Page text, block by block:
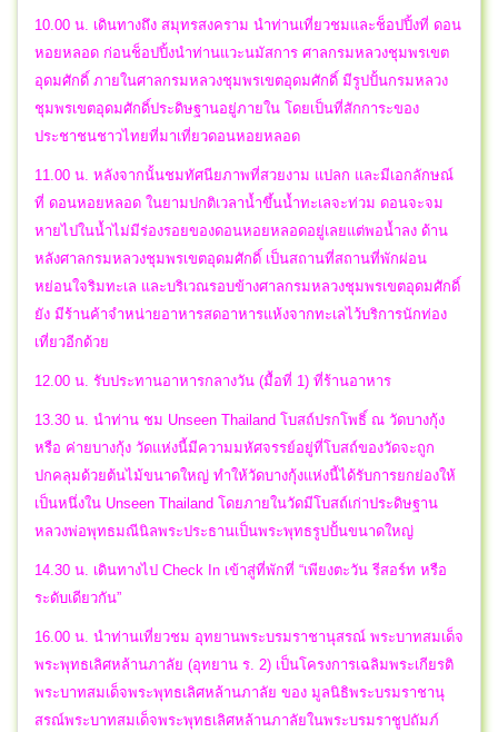
10.00 น. เดินทางถึง สมุทรสงคราม นำท่านเที่ยวชมและช็อปปิ้งที่ ดอน
หอยหลอด ก่อนช็อปปิ้งนำท่านแวะนมัสการ ศาลกรมหลวงชุมพรเขต
อุดมศักดิ์ ภายในศาลกรมหลวงชุมพรเขตอุดมศักดิ์ มีรูปปั้นกรมหลวง
ชุมพรเขตอุดมศักดิ์ประดิษฐานอยู่ภายใน โดยเป็นที่สักการะของ
ประชาชนชาวไทยที่มาเที่ยวดอนหอยหลอด
11.00 น. หลังจากนั้นชมทัศนียภาพที่สวยงาม แปลก และมีเอกลักษณ์
ที่ ดอนหอยหลอด ในยามปกติเวลาน้ำขึ้นน้ำทะเลจะท่วม ดอนจะจม
หายไปในน้ำไม่มีร่องรอยของดอนหอยหลอดอยู่เลยแต่พอน้ำลง ด้าน
หลังศาลกรมหลวงชุมพรเขตอุดมศักดิ์ เป็นสถานที่สถานที่พักผ่อน
หย่อนใจริมทะเล และบริเวณรอบข้างศาลกรมหลวงชุมพรเขตอุดมศักดิ์
ยัง มีร้านค้าจำหน่ายอาหารสดอาหารแห้งจากทะเลไว้บริการนักท่อง
เที่ยวอีกด้วย
12.00 น. รับประทานอาหารกลางวัน (มื้อที่ 1) ที่ร้านอาหาร
13.30 น. นำท่าน ชม Unseen Thailand โบสถ์ปรกโพธิ์ ณ วัดบางกุ้ง
หรือ ค่ายบางกุ้ง วัดแห่งนี้มีความมหัศจรรย์อยู่ที่โบสถ์ของวัดจะถูก
ปกคลุมด้วยต้นไม้ขนาดใหญ่ ทำให้วัดบางกุ้งแห่งนี้ได้รับการยกย่องให้
เป็นหนึ่งใน Unseen Thailand โดยภายในวัดมีโบสถ์เก่าประดิษฐาน
หลวงพ่อพุทธมณีนิลพระประธานเป็นพระพุทธรูปปั้นขนาดใหญ่
14.30 น. เดินทางไป Check In เข้าสู่ที่พักที่ “เพียงตะวัน รีสอร์ท หรือ
ระดับเดียวกัน”
16.00 น. นำท่านเที่ยวชม อุทยานพระบรมราชานุสรณ์ พระบาทสมเด็จ
พระพุทธเลิศหล้านภาลัย (อุทยาน ร. 2) เป็นโครงการเฉลิมพระเกียรติ
พระบาทสมเด็จพระพุทธเลิศหล้านภาลัย ของ มูลนิธิพระบรมราชานุ
สรณ์พระบาทสมเด็จพระพุทธเลิศหล้านภาลัยในพระบรมราชูปถัมภ์